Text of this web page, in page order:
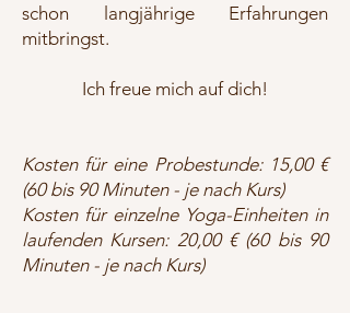
schon langjährige Erfahrungen
mitbringst.
Ich freue mich auf dich!
Kosten für eine Probestunde: 15,00 €
(60 bis 90 Minuten - je nach Kurs)
Kosten für einzelne Yoga-Einheiten in
laufenden Kursen: 20,00 € (60 bis 90
Minuten - je nach Kurs)